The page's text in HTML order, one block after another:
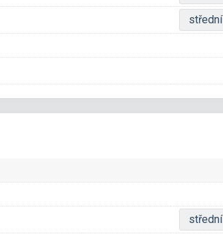
střední
střední